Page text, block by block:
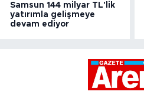
Samsun 144 milyar TL'lik
yatırımla gelişmeye
devam ediyor